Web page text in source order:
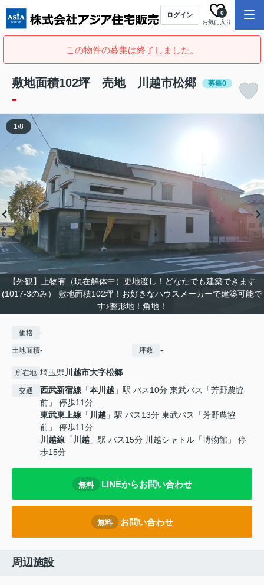
ログイン
お気に入り
0
この物件の募集は終了しました。
敷地面積102坪 売地 川越市松郷 募集0
-
【外観】上物有（現在解体中）更地渡し！どなたでも建築できます
(1017-3のみ） 敷地面積102坪！お好きなハウスメーカーで建築可能で
す♪整形地！角地！
1/8
価格 -
土地面積- 坪数 -
所在地 埼玉県川越市大字松郷
交通 西武新宿線 「本川越 」駅 バス10分 東武バス「芳野農協
前」 停歩11分
東武東上線 「 川越 」駅 バス13分 東武バス「芳野農協
前」 停歩11分
川越線 「 川越 」駅 バス15分 川越シャトル「博物館」 停
歩15分
無料 LINEからお問い合わせ
無料 お問い合わせ
周辺施設